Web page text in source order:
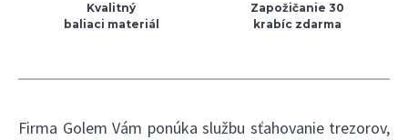
Kvalitný
baliaci materiál
Zapožičanie 30
krabíc zdarma
Firma Golem Vám ponúka službu sťahovanie trezorov,